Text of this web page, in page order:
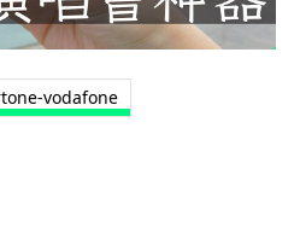
vodafone